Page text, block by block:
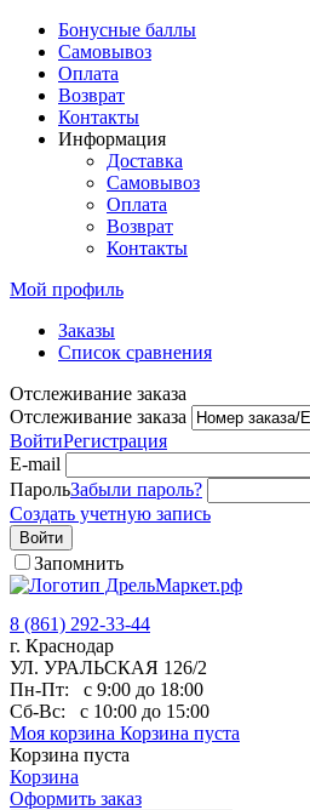
Бонусные баллы
Самовывоз
Оплата
Возврат
Контакты
Информация
Доставка
Самовывоз
Оплата
Возврат
Контакты
Мой профиль
Заказы
Список сравнения
Отслеживание заказа
Отслеживание заказа
ВойтиРегистрация
E-mail
ПарольЗабыли пароль?
Создать учетную запись
Войти
Запомнить
8 (861) 292-33-44
г. Краснодар
УЛ. УРАЛЬСКАЯ 126/2
Пн-Пт:
с 9:00 до 18:00
Сб-Вс:
с 10:00 до 15:00
Моя корзина Корзина пуста
Корзина пуста
Корзина
Оформить заказ